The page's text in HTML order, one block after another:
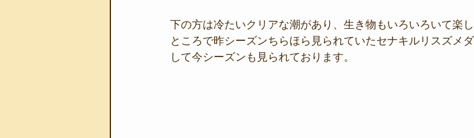
自然体験学習 バーベキュー スタッフが思うこと 安全対策 イベン
下の方は冷たいクリアな潮があり、生き物もいろいろいて楽し
ところで昨シーズンちらほら見られていたセナキルリスズメ
して今シーズンも見られております。